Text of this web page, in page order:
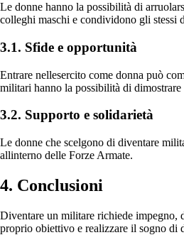
Le donne hanno la possibilità di
colleghi maschi e condividono gli stessi
3.1. Sfide e opportunità
Entrare nellesercito come donna può
militari hanno la possibilità di
3.2. Supporto e solidarietà
Le donne che scelgono di diventare
allinterno delle Forze Armate.
4. Conclusioni
Diventare un militare richiede impegno,
proprio obiettivo e realizzare il sogno di